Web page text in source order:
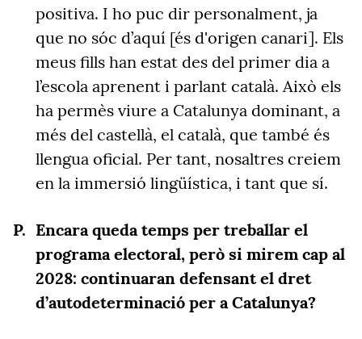
positiva. I ho puc dir personalment, ja
que no sóc d’aquí [és d'origen canari]. Els
meus fills han estat des del primer dia a
l’escola aprenent i parlant català. Això els
ha permès viure a Catalunya dominant, a
més del castellà, el català, que també és
llengua oficial. Per tant, nosaltres creiem
en la immersió lingüística, i tant que sí.
Encara queda temps per treballar el
programa electoral, però si mirem cap al
2028: continuaran defensant el dret
d’autodeterminació per a Catalunya?